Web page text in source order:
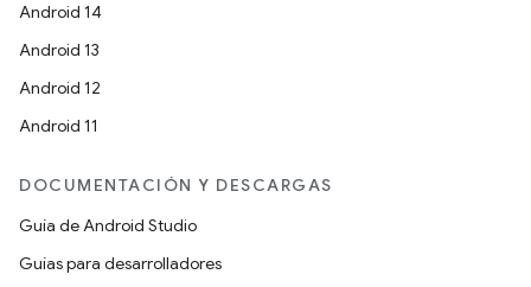
Android 14
Android 13
Android 12
Android 11
DOCUMENTACIÓN Y DESCARGAS
Guía de Android Studio
Guías para desarrolladores